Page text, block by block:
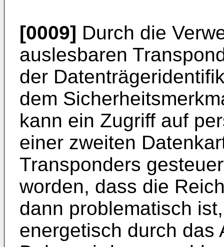
[0009] Durch die
auslesbaren
der
dem
kann ein Zugriff auf
einer zweiten
Transponders
worden, dass die
dann problematisch
energetisch durch das